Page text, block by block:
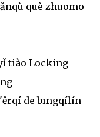
què zhuōmō
tiào Locking
de bīngqílín